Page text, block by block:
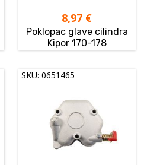
8,97 €
Poklopac glave cilindra
Kipor 170-178
SKU: 0651465